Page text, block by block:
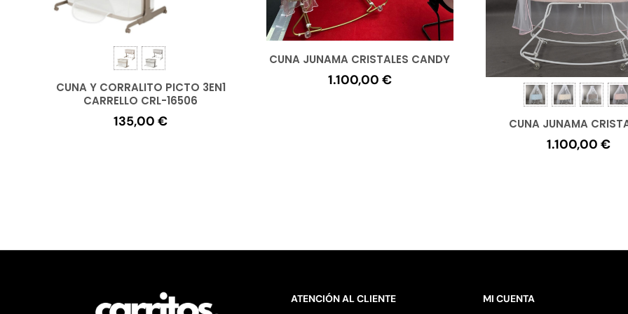
CUNA Y CORRALITO PICTO 3EN1
CARRELLO CRL-16506
135,00€
CUNA JUNAMA CRISTALES CANDY
1.100,00 €
CUNA JUNAMA
1.100,00€
ATENCIÓN AL CLIENTE MI CUENTA